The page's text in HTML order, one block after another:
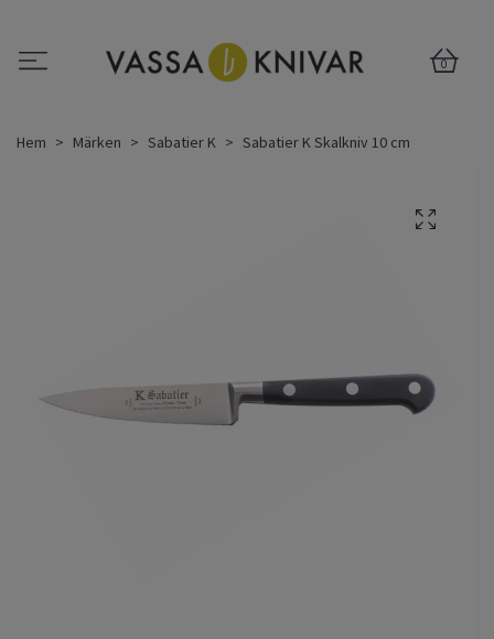
0
Hem Märken Sabatier K Sabatier K Skalkniv 10 cm